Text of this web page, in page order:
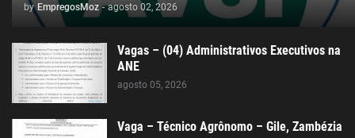
by EmpregosMoz - agosto 02, 2026
Vagas – (04) Administrativos Executivos na
ANE
agosto 05, 2026
Vaga – Técnico Agrônomo – Gile, Zambézia